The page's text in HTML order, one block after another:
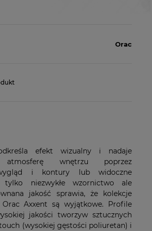
Orac
efekt wizualny i nadaje
atmosferę wnętrzu poprzez
i kontury lub widoczne
niezwykłe wzornictwo ale
jakość sprawia, że kolekcje
Axxent są wyjątkowe. Profile
jakości tworzyw sztucznych
(wysokiej gęstości poliuretan) i